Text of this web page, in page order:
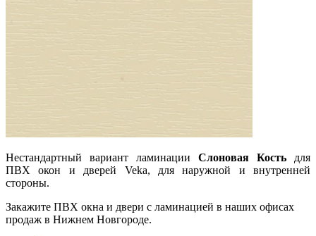
Нестандартный вариант ламинации Слоновая Кость для
ПВХ окон и дверей Veka, для наружной и внутренней
стороны.
Закажите ПВХ окна и двери с ламинацией в наших офисах
продаж в Нижнем Новгороде.